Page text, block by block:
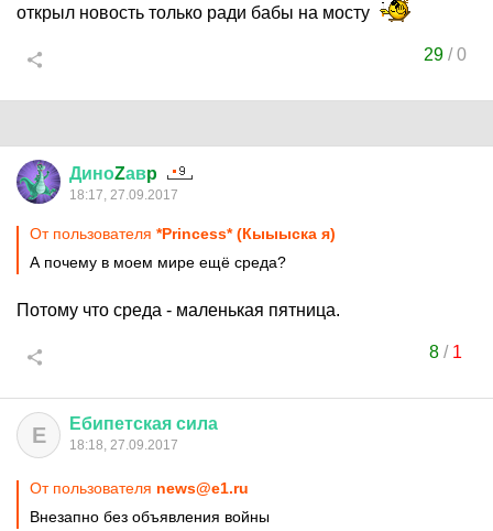
открыл новость только ради бабы на мосту
29 /0
ДиноZавp
18:17, 27.09.2017
От пользователя *Princess* (Кыыыска я)
А почему в моем мире ещё среда?
Потому что среда - маленькая пятница.
8/ 1
Е Ебипетская сила
18:18, 27.09.2017
От пользователя news@e1.ru
Внезапно без объявления войны